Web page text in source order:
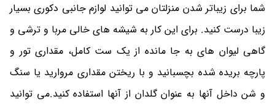
شما برای زیباتر شدن منزلتان می توانید لوازم جانبی دکوری بسیار
زیبا درست کنید. برای این کار به شیشه های خالی مربا و ترشی و
گاهی لیوان های به جا مانده از یک ست کامل، مقداری تور و
پارچه بریده شده بچسبانید و با ریختن مقداری مروارید یا سنگ
و شن داخل آنها به عنوان گلدان از آنها استفاده کنید.می توانید